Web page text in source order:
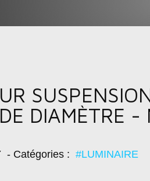
DIAMÈTRE -
- Catégories : #LUMINAIRE